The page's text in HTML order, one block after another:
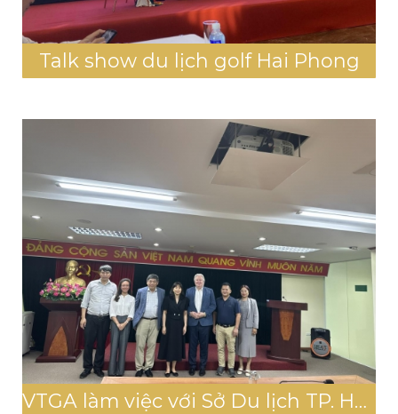
Talk show du lịch golf Hai Phong
VTGA làm việc với Sở Du lịch TP. Hà Nội ngày 20/3/2023